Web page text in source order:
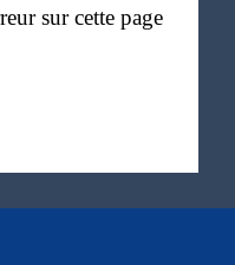
sur cette page